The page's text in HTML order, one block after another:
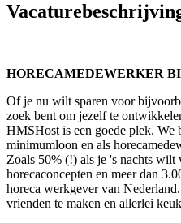
HORECAMEDEWERKER
Of je nu wilt sparen voor
zoek bent om jezelf te
HMSHost is een goede plek. We
minimumloon en als
Zoals 50% (!) als je 's nachts wilt
horecaconcepten en meer dan
horeca werkgever van
vrienden te maken en allerlei